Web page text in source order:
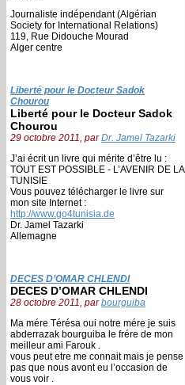
Journaliste indépendant (Algérian
Society for International Relations)
119, Rue Didouche Mourad
Alger centre
Liberté pour le Docteur Sadok
Chourou
Liberté pour le Docteur Sadok
Chourou
29 octobre 2011, parDr. Jamel Tazarki
J’ai écrit un livre qui mérite d’être lu :
TOUT EST POSSIBLE - L’AVENIR DE LA
TUNISIE
Vous pouvez télécharger le livre sur
mon site Internet :
http://www.go4tunisia.de
Dr. Jamel Tazarki
Allemagne
DECES D’OMAR CHLENDI
DECES D’OMAR CHLENDI
28 octobre 2011, parbourguiba
Ma mére Térésa oui notre mére je suis
abderrazak bourguiba le frére de mon
meilleur ami Farouk .
vous peut etre me connait mais je pense
pas que nous avont eu l’occasion de
vous voir .